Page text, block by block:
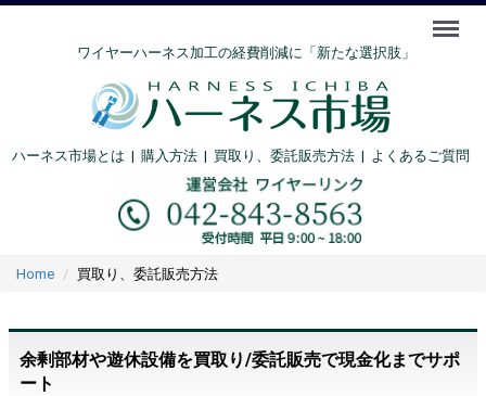
ワイヤーハーネス加工の経費削減に「新たな選択肢」
ハーネス市場とは | 購入方法| 買取り、委託販売方法 | よくあるご質問
Menu
Home 買取り、委託販売方法
余剰部材や遊休設備を買取り/委託販売で現金化までサポ
ート